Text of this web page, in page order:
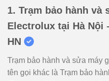
1. Trạm bảo hành và
Electrolux tại Hà Nội
HN
Trạm bảo hành và sửa máy
tên gọi khác là Trạm bảo